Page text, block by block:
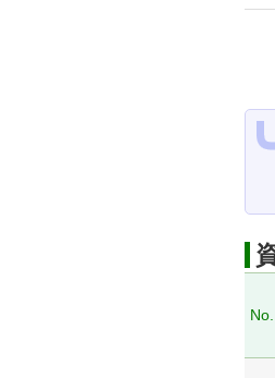
No.